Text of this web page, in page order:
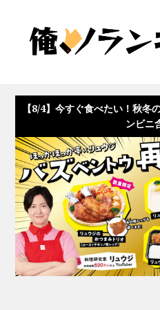
【8/4】今すぐ食べたい！秋冬
ンビニ